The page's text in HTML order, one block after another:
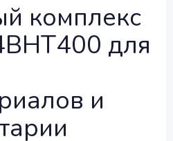
комплекс
для
и